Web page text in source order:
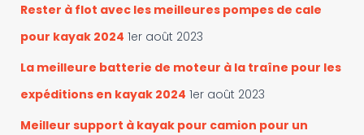
Rester à flot avec les meilleures pompes de cale
pour kayak 2024 1er août 2023
La meilleure batterie de moteur à la traîne pour les
expéditions en kayak 2024 1er août 2023
Meilleur support à kayak pour camion pour un